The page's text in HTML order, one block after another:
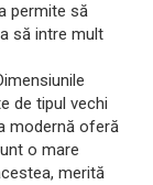
permite să
să intre mult
de tipul vechi
modernă oferă
o mare
merită